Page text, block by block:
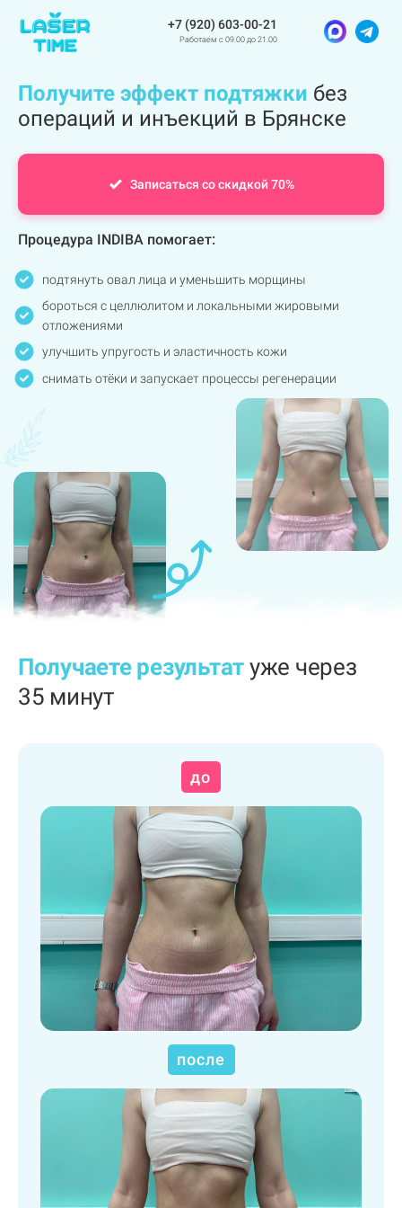
+7 (920) 603-00-21
Работаем с 09.00 до 21.00
Получите эффект подтяжки без
операций и инъекций в Брянске
Записаться со скидкой 70%
Процедура INDIBA помогает:
подтянуть овал лица и уменьшить морщины
бороться с целлюлитом и локальными жировыми
отложениями
улучшить упругость и эластичность кожи
снимать отёки и запускает процессы регенерации
Получаете результат уже через
35 минут
до
после